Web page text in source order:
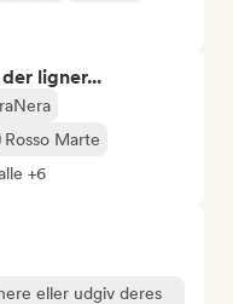
ligner...
Rosso Marte
+6
eller udgiv deres